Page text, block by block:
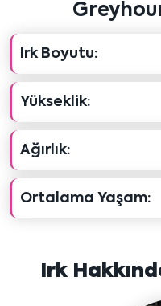
Irk Boyutu:
Yükseklik:
Ağırlık:
Ortalama Yaşam:
Irk